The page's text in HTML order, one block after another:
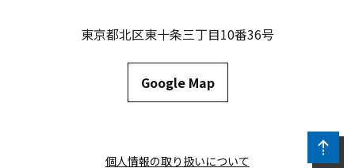
東京都北区東十条三丁目10番36号
Google Map
個人情報の取り扱いについて